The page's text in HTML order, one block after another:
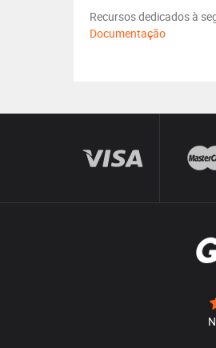
Recursos dedicados à
Documentação